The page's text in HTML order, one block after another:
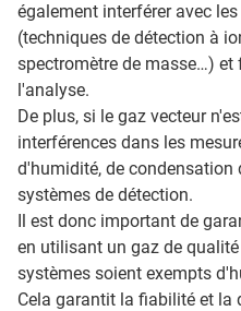
également interférer avec
(techniques de détection à
spectromètre de masse…) et
l'analyse.
De plus, si le gaz vecteur
interférences dans les
d'humidité, de condensation
systèmes de détection.
Il est donc important de
en utilisant un gaz de
systèmes soient exempts
Cela garantit la fiabilité et la